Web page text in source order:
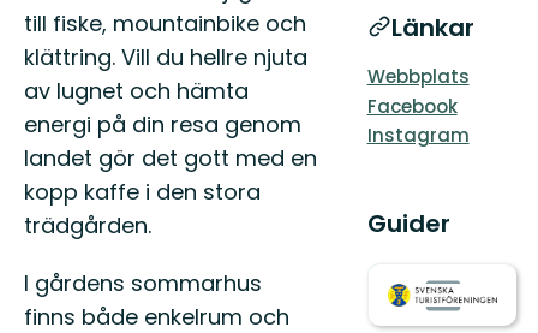
till fiske, mountainbike och
klättring. Vill du hellre njuta
av lugnet och hämta
energi på din resa genom
landet gör det gott med en
kopp kaffe i den stora
trädgården.
I gårdens sommarhus
finns både enkelrum och
Länkar
Webbplats
Facebook
Instagram
Guider